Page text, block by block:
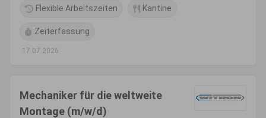
Flexible Arbeitszeiten Kantine
Zeiterfassung
17.07.2026
Mechaniker für die weltweite
Montage (m/w/d)